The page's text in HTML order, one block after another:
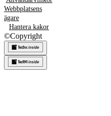
Webbplatsens
ägare
Hantera kakor
©Copyright